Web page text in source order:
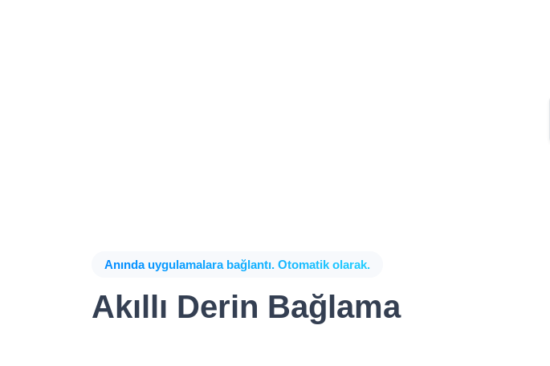
Anında uygulamalara bağlantı. Otomatik olarak.
Akıllı Derin Bağlama